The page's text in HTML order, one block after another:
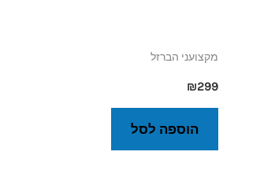
מקצועני הברזל
₪299
הוספה לסל